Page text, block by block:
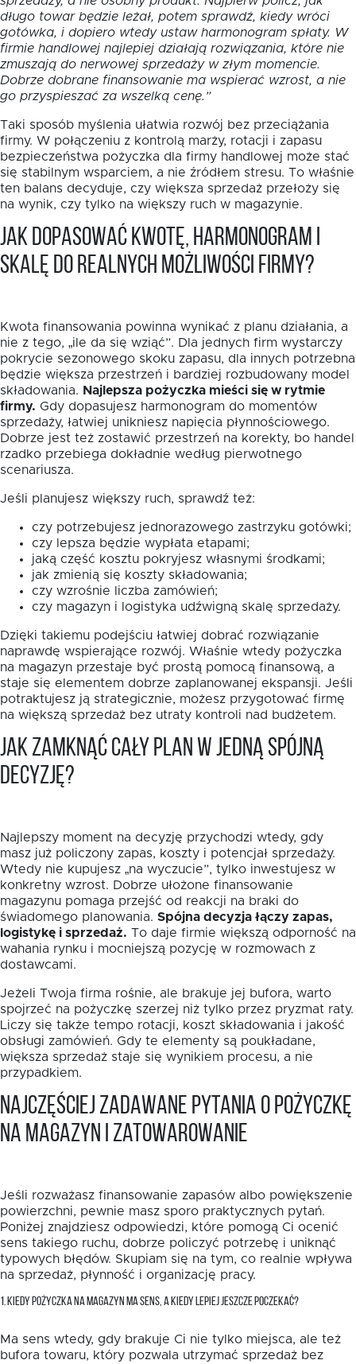
długo towar będzie leżał, potem sprawdź, kiedy wróci
gotówka, i dopiero wtedy ustaw harmonogram spłaty. W
firmie handlowej najlepiej działają rozwiązania, które nie
zmuszają do nerwowej sprzedaży w złym momencie.
Dobrze dobrane finansowanie ma wspierać wzrost, a nie
go przyspieszać za wszelką cenę.”
Taki sposób myślenia ułatwia rozwój bez przeciążania
firmy. W połączeniu z kontrolą marży, rotacji i zapasu
bezpieczeństwa pożyczka dla firmy handlowej może stać
się stabilnym wsparciem, a nie źródłem stresu. To właśnie
ten balans decyduje, czy większa sprzedaż przełoży się
na wynik, czy tylko na większy ruch w magazynie.
Jak dopasować kwotę, harmonogram i
skalę do realnych możliwości firmy?
Kwota finansowania powinna wynikać z planu działania, a
nie z tego, „ile da się wziąć”. Dla jednych firm wystarczy
pokrycie sezonowego skoku zapasu, dla innych potrzebna
będzie większa przestrzeń i bardziej rozbudowany model
składowania. Najlepsza pożyczka mieści się w rytmie
firmy. Gdy dopasujesz harmonogram do momentów
sprzedaży, łatwiej unikniesz napięcia płynnościowego.
Dobrze jest też zostawić przestrzeń na korekty, bo handel
rzadko przebiega dokładnie według pierwotnego
scenariusza.
Jeśli planujesz większy ruch, sprawdź też:
czy potrzebujesz jednorazowego zastrzyku gotówki;
czy lepsza będzie wypłata etapami;
jaką część kosztu pokryjesz własnymi środkami;
jak zmienią się koszty składowania;
czy wzrośnie liczba zamówień;
czy magazyn i logistyka udźwigną skalę sprzedaży.
Dzięki takiemu podejściu łatwiej dobrać rozwiązanie
naprawdę wspierające rozwój. Właśnie wtedy pożyczka
na magazyn przestaje być prostą pomocą finansową, a
staje się elementem dobrze zaplanowanej ekspansji. Jeśli
potraktujesz ją strategicznie, możesz przygotować firmę
na większą sprzedaż bez utraty kontroli nad budżetem.
Jak zamknąć cały plan w jedną spójną
decyzję?
Najlepszy moment na decyzję przychodzi wtedy, gdy
masz już policzony zapas, koszty i potencjał sprzedaży.
Wtedy nie kupujesz „na wyczucie”, tylko inwestujesz w
konkretny wzrost. Dobrze ułożone finansowanie
magazynu pomaga przejść od reakcji na braki do
świadomego planowania. Spójna decyzja łączy zapas,
logistykę i sprzedaż. To daje firmie większą odporność na
wahania rynku i mocniejszą pozycję w rozmowach z
dostawcami.
Jeżeli Twoja firma rośnie, ale brakuje jej bufora, warto
spojrzeć na pożyczkę szerzej niż tylko przez pryzmat raty.
Liczy się także tempo rotacji, koszt składowania i jakość
obsługi zamówień. Gdy te elementy są poukładane,
większa sprzedaż staje się wynikiem procesu, a nie
przypadkiem.
Najczęściej zadawane pytania o pożyczkę
na magazyn i zatowarowanie
Jeśli rozważasz finansowanie zapasów albo powiększenie
powierzchni, pewnie masz sporo praktycznych pytań.
Poniżej znajdziesz odpowiedzi, które pomogą Ci ocenić
sens takiego ruchu, dobrze policzyć potrzebę i uniknąć
typowych błędów. Skupiam się na tym, co realnie wpływa
na sprzedaż, płynność i organizację pracy.
1. KIEDY POŻYCZKA NA MAGAZYN MA SENS, A KIEDY LEPIEJ JESZCZE POCZEKAĆ?
Ma sens wtedy, gdy brakuje Ci nie tylko miejsca, ale też
bufora towaru, który pozwala utrzymać sprzedaż bez